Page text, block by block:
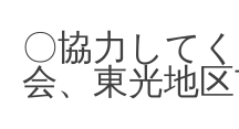
〇協力して
会、東光地